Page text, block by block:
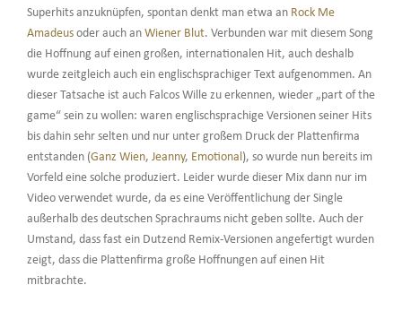
Superhits anzuknüpfen, spontan denkt man etwa an Rock Me
Amadeusoder auch an Wiener Blut. Verbunden war mit diesem Song
die Hoffnung auf einen großen, internationalen Hit, auch deshalb
wurde zeitgleich auch ein englischsprachiger Text aufgenommen. An
dieser Tatsache ist auch Falcos Wille zu erkennen, wieder „part of the
game“ sein zu wollen: waren englischsprachige Versionen seiner Hits
bis dahin sehr selten und nur unter großem Druck der Plattenfirma
entstanden (Ganz Wien, Jeanny, Emotional ), so wurde nun bereits im
Vorfeld eine solche produziert. Leider wurde dieser Mix dann nur im
Video verwendet wurde, da es eine Veröffentlichung der Single
außerhalb des deutschen Sprachraums nicht geben sollte. Auch der
Umstand, dass fast ein Dutzend Remix-Versionen angefertigt wurden
zeigt, dass die Plattenfirma große Hoffnungen auf einen Hit
mitbrachte.